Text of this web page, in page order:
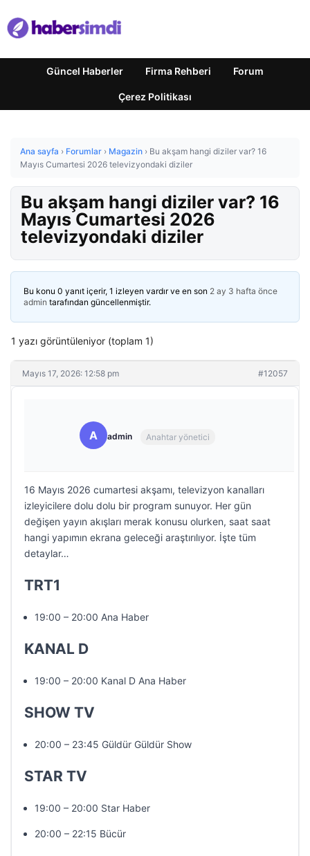
Güncel Haberler Firma Rehberi Forum
Çerez Politikası
Ana sayfa › Forumlar › Magazin › Bu akşam hangi diziler var? 16
Mayıs Cumartesi 2026 televizyondaki diziler
Bu akşam hangi diziler var? 16
Mayıs Cumartesi 2026
televizyondaki diziler
Bu konu 0 yanıt içerir, 1 izleyen vardır ve en son 2 ay 3 hafta önce
admin tarafından güncellenmiştir.
1 yazı görüntüleniyor (toplam 1)
Mayıs 17, 2026: 12:58 pm #12057
A admin Anahtar yönetici
16 Mayıs 2026 cumartesi akşamı, televizyon kanalları
izleyicilere dolu dolu bir program sunuyor. Her gün
değişen yayın akışları merak konusu olurken, saat saat
hangi yapımın ekrana geleceği araştırılıyor. İşte tüm
detaylar…
TRT1
19:00 – 20:00 Ana Haber
KANAL D
19:00 – 20:00 Kanal D Ana Haber
SHOW TV
20:00 – 23:45 Güldür Güldür Show
STAR TV
19:00 – 20:00 Star Haber
20:00 – 22:15 Bücür